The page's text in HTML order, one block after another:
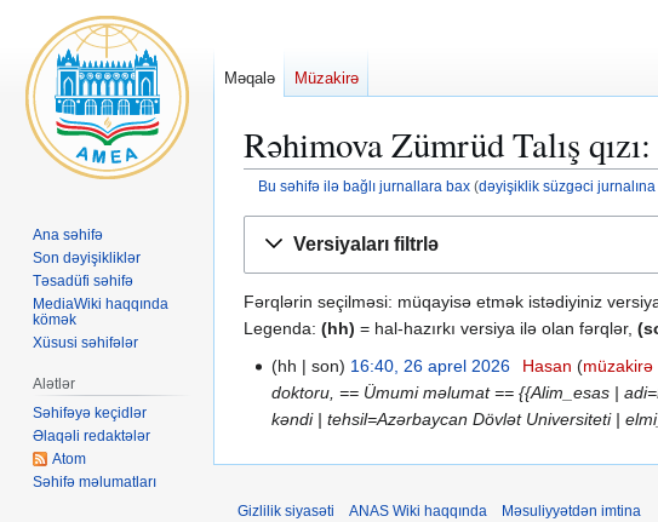
Rəhimova Zümrüd Talış
Bu səhifə ilə bağlı jurnallara bax(dəyişiklik süzgəci
Versiyaları filtrlə
Fərqlərin seçilməsi: müqayisə etmək istədiyiniz
Legenda: (hh) = hal-hazırkı versiya ilə olan fərqlər,
e
hh son 16:40, 26 aprel 2026 Hasan müzakirə
doktoru, == Ümumi məlumat == {{Alim_esas |
kəndi | tehsil=Azərbaycan Dövlət Universiteti |
Məqalə Müzakirə
Ana səhifə
Son dəyişikliklər
Təsadüfi səhifə
MediaWiki haqqında
kömək
Xüsusi səhifələr
Alətlər
Səhifəyə keçidlər
Əlaqəli redaktələr
Atom
Səhifə məlumatları
Gizlilik siyasəti
ANAS Wiki haqqında Məsuliyyətdən imtina